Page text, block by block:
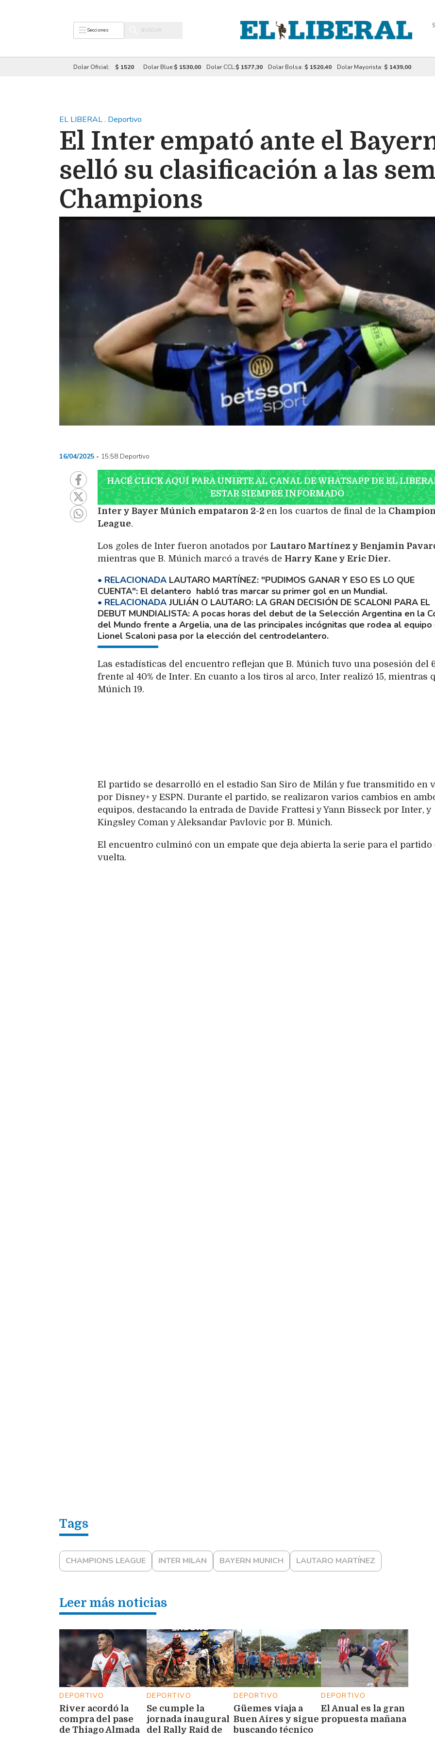
Secciones
Dolar Oficial: $ 1520 Dolar Blue:$ 1530,00 Dolar CCL:$ 1577,30 Dolar Bolsa: $ 1520,40 Dolar Mayorista: $ 1439,00
EL LIBERAL. Deportivo
El Inter empató ante el
selló su clasificación a las
Champions
16/04/2025 15:58 Deportivo
HACÉ CLICK AQUÍ PARA UNIRTE AL CANAL DE WHATSAPP DE EL
ESTAR SIEMPRE INFORMADO
Inter y Bayer Múnich empataron 2-2 en los cuartos de final de la
League.
Los goles de Inter fueron anotados por Lautaro Martínez y Benjamin
mientras que B. Múnich marcó a través de Harry Kane y Eric Dier.
LAUTARO MARTÍNEZ: "PUDIMOS GANAR Y ESO ES LO QUE
CUENTA" El delantero habló tras marcar su primer gol en un Mundial.
JULIÁN O LAUTARO: LA GRAN DECISIÓN DE SCALONI PARA EL
DEBUT MUNDIALISTA A pocas horas del debut de la Selección Argentina en la
del Mundo frente a Argelia, una de las principales incógnitas que rodea al equipo
Lionel Scaloni pasa por la elección del centrodelantero.
Las estadísticas del encuentro reflejan que B. Múnich tuvo una posesión del
frente al 40% de Inter. En cuanto a los tiros al arco, Inter realizó 15, mientras
Múnich 19.
El partido se desarrolló en el estadio San Siro de Milán y fue transmitido en
por Disney+ y ESPN. Durante el partido, se realizaron varios cambios en
equipos, destacando la entrada de Davide Frattesi y Yann Bisseck por Inter, y
Kingsley Coman y Aleksandar Pavlovic por B. Múnich.
El encuentro culminó con un empate que deja abierta la serie para el partido
vuelta.
CHAMPIONS LEAGUE INTER MILAN BAYERN MUNICH LAUTARO MARTÍNEZ
Leer más noticias
DEPORTIVO
River acordó la
compra del pase
de Thiago Almada
DEPORTIVO
Se cumple la
jornada inaugural
del Rally Raid de
DEPORTIVO
Güemes viaja a
Buen Aires y sigue
buscando técnico
DEPORTIVO
El Anual es la gran
propuesta mañana